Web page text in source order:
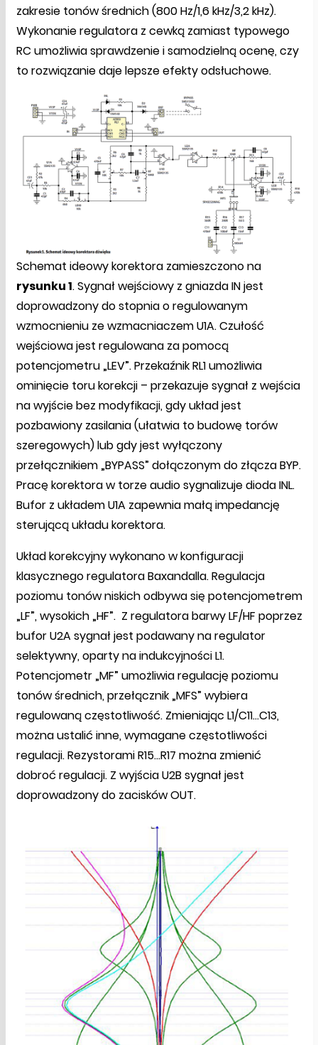
zakresie tonów średnich (800 Hz/1,6 kHz/3,2 kHz).
Wykonanie regulatora z cewką zamiast typowego
RC umożliwia sprawdzenie i samodzielną ocenę, czy
to rozwiązanie daje lepsze efekty odsłuchowe.
Schemat ideowy korektora zamieszczono na
rysunku 1. Sygnał wejściowy z gniazda IN jest
doprowadzony do stopnia o regulowanym
wzmocnieniu ze wzmacniaczem U1A. Czułość
wejściowa jest regulowana za pomocą
potencjometru „LEV”. Przekaźnik RL1 umożliwia
ominięcie toru korekcji – przekazuje sygnał z wejścia
na wyjście bez modyfikacji, gdy układ jest
pozbawiony zasilania (ułatwia to budowę torów
szeregowych) lub gdy jest wyłączony
przełącznikiem „BYPASS” dołączonym do złącza BYP.
Pracę korektora w torze audio sygnalizuje dioda INL.
Bufor z układem U1A zapewnia małą impedancję
sterującą układu korektora.
Układ korekcyjny wykonano w konfiguracji
klasycznego regulatora Baxandalla. Regulacja
poziomu tonów niskich odbywa się potencjometrem
„LF”, wysokich „HF”. Z regulatora barwy LF/HF poprzez
bufor U2A sygnał jest podawany na regulator
selektywny, oparty na indukcyjności L1.
Potencjometr „MF” umożliwia regulację poziomu
tonów średnich, przełącznik „MFS” wybiera
regulowaną częstotliwość. Zmieniając L1/C11…C13,
można ustalić inne, wymagane częstotliwości
regulacji. Rezystorami R15…R17 można zmienić
dobroć regulacji. Z wyjścia U2B sygnał jest
doprowadzony do zacisków OUT.